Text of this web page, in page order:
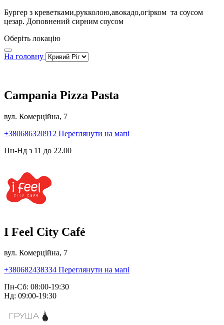
Бургер з креветками,рукколою,авокадо,огірком та соусом
цезар. Доповнений сирним соусом
Оберіть локацію
На головну
Campania Pizza Pasta
вул. Комерційна, 7
+380686320912 Переглянути на мапі
Пн-Нд з 11 до 22.00
I Feel City Café
вул. Комерційна, 7
+380682438334 Переглянути на мапі
Пн-Сб: 08:00-19:30
Нд: 09:00-19:30